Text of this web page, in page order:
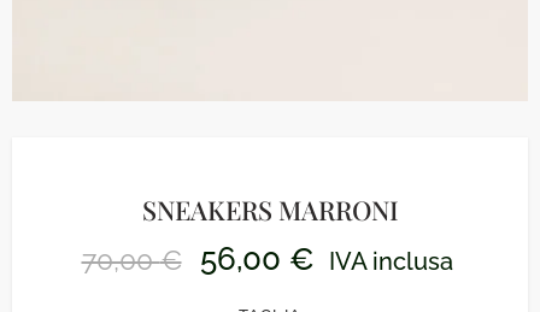
SNEAKERS MARRONI
70,00€ 56,00 € IVA inclusa